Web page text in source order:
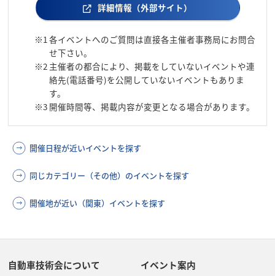
詳細情報（外部サイト）
※1 各イベントへのご質問は直接各主催者事務局にお問合
せ下さい。
※2 主催者の都合により、掲載をしていないイベントや連
絡先(電話番号)を公開していないイベントもありま
す。
※3 開催時間等、掲載内容が変更となる場合があります。
開催日程が近いイベントを探す
同じカテゴリー（その他）のイベントを探す
開催地が近い（関東）イベントを探す
自動車技術会について イベント案内